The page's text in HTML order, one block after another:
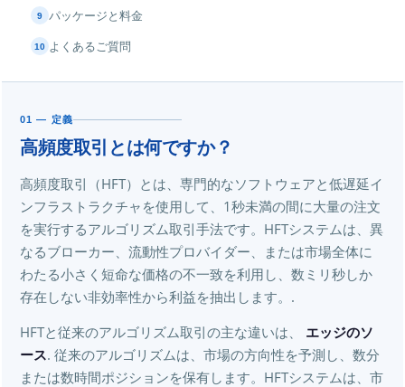
9 パッケージと料金
10 よくあるご質問
01 — 定義
高頻度取引とは何ですか？
高頻度取引（HFT）とは、専門的なソフトウェアと低遅延イ
ンフラストラクチャを使用して、1秒未満の間に大量の注文
を実行するアルゴリズム取引手法です。HFTシステムは、異
なるブローカー、流動性プロバイダー、または市場全体に
わたる小さく短命な価格の不一致を利用し、数ミリ秒しか
存在しない非効率性から利益を抽出します。.
HFTと従来のアルゴリズム取引の主な違いは、 エッジのソ
ース. 従来のアルゴリズムは、市場の方向性を予測し、数分
または数時間ポジションを保有します。HFTシステムは、市